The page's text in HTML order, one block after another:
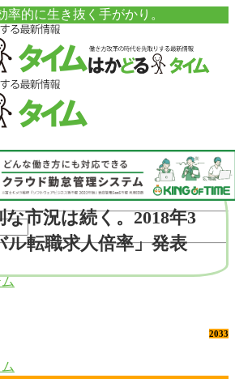
的に生き抜く手がかり。
市況は続く。2018年3
ル転職求人倍率」発表
2033